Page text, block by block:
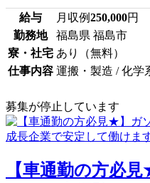
給与 月収例250,000円
勤務地
福島県 福島市
寮・社宅 あり（無料）
仕事内容 運搬・製造 / 化学
募集が停止しています
【車通勤の方必